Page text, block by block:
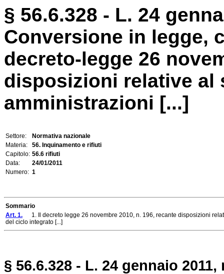
§ 56.6.328 - L. 24
Conversione in legge,
decreto-legge 26
disposizioni relative al
amministrazioni [...]
Settore:
Normativa nazionale
Materia:
56. Inquinamento e rifiuti
Capitolo: 56.6 rifiuti
Data:
24/01/2011
Numero: 1
Sommario
Art. 1. 1. Il decreto legge 26 novembre 2010, n. 196, recante disposizioni
del ciclo integrato [...]
§ 56.6.328 - L. 24 gennaio 2011,